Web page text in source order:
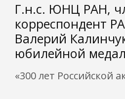
Г.н.с. ЮНЦ РАН,
корреспондент
Валерий
юбилейной
«300 лет Российской